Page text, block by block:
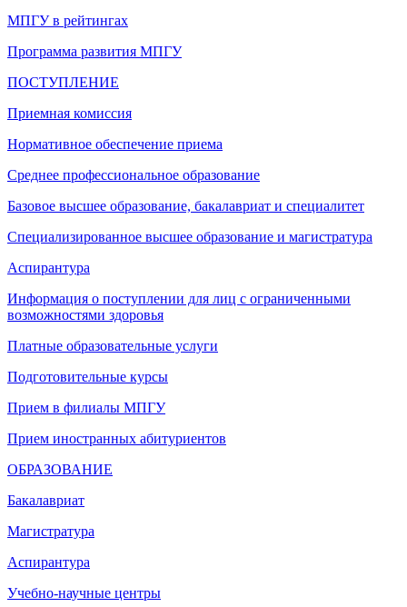
МПГУ в рейтингах
Программа развития МПГУ
ПОСТУПЛЕНИЕ
Приемная комиссия
Нормативное обеспечение приема
Среднее профессиональное образование
Базовое высшее образование, бакалавриат и специалитет
Специализированное высшее образование и магистратура
Аспирантура
Информация о поступлении для лиц с ограниченными
возможностями здоровья
Платные образовательные услуги
Подготовительные курсы
Прием в филиалы МПГУ
Прием иностранных абитуриентов
ОБРАЗОВАНИЕ
Бакалавриат
Магистратура
Аспирантура
Учебно-научные центры